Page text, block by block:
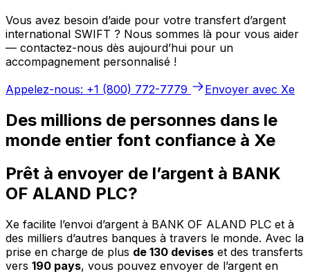
Vous avez besoin d’aide pour votre transfert d’argent
international SWIFT ? Nous sommes là pour vous aider
— contactez-nous dès aujourd’hui pour un
accompagnement personnalisé !
Appelez-nous: +1 (800) 772-7779
Envoyer avec Xe
Des millions de personnes dans le
monde entier font confiance à Xe
Prêt à envoyer de l’argent à BANK
OF ALAND PLC?
Xe facilite l’envoi d’argent à BANK OF ALAND PLC et à
des milliers d’autres banques à travers le monde. Avec la
prise en charge de plus de 130 devises et des transferts
vers 190 pays, vous pouvez envoyer de l’argent en